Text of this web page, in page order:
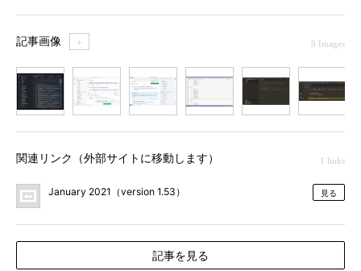
記事画像 ＋ 9 Images
関連リンク（外部サイトに移動します） 1 links
January 2021（version 1.53） 見る
記事を見る